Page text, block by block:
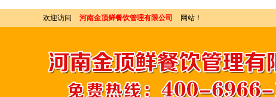
欢迎访问 河南金顶鲜餐饮管理有限公司 网站！